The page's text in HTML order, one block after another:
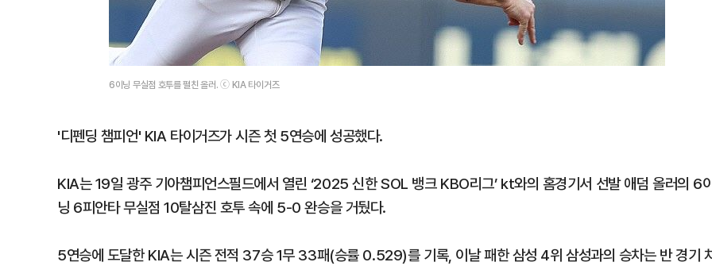
6이닝 무실점 호투를 펼친 올러. ⓒ KIA 타이거즈
'디펜딩 챔피언' KIA 타이거즈가 시즌 첫 5연승에 성공했다.
KIA는 19일 광주 기아챔피언스필드에서 열린 ‘2025 신한 SOL 뱅크 KBO리그’ kt와의 홈경기서 선발 애덤 올러의 6
닝 6피안타 무실점 10탈삼진 호투 속에 5-0 완승을 거뒀다.
5연승에 도달한 KIA는 시즌 전적 37승 1무 33패(승률 0.529)를 기록, 이날 패한 삼성 4위 삼성과의 승차는 반 경기